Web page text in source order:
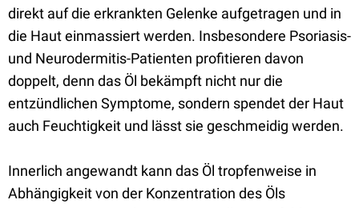
direkt auf die erkrankten Gelenke aufgetragen und in
die Haut einmassiert werden. Insbesondere Psoriasis-
und Neurodermitis-Patienten profitieren davon
doppelt, denn das Öl bekämpft nicht nur die
entzündlichen Symptome, sondern spendet der Haut
auch Feuchtigkeit und lässt sie geschmeidig werden.
Innerlich angewandt kann das Öl tropfenweise in
Abhängigkeit von der Konzentration des Öls